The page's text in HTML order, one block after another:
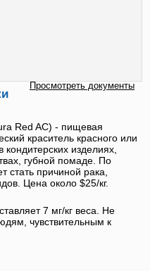
Просмотреть документы
Red AC) - пищевая
краситель красного или
изделиях,
губной помаде. По
причиной рака,
Цена около $25/кг.
7 мг/кг веса. Не
чувствительным к